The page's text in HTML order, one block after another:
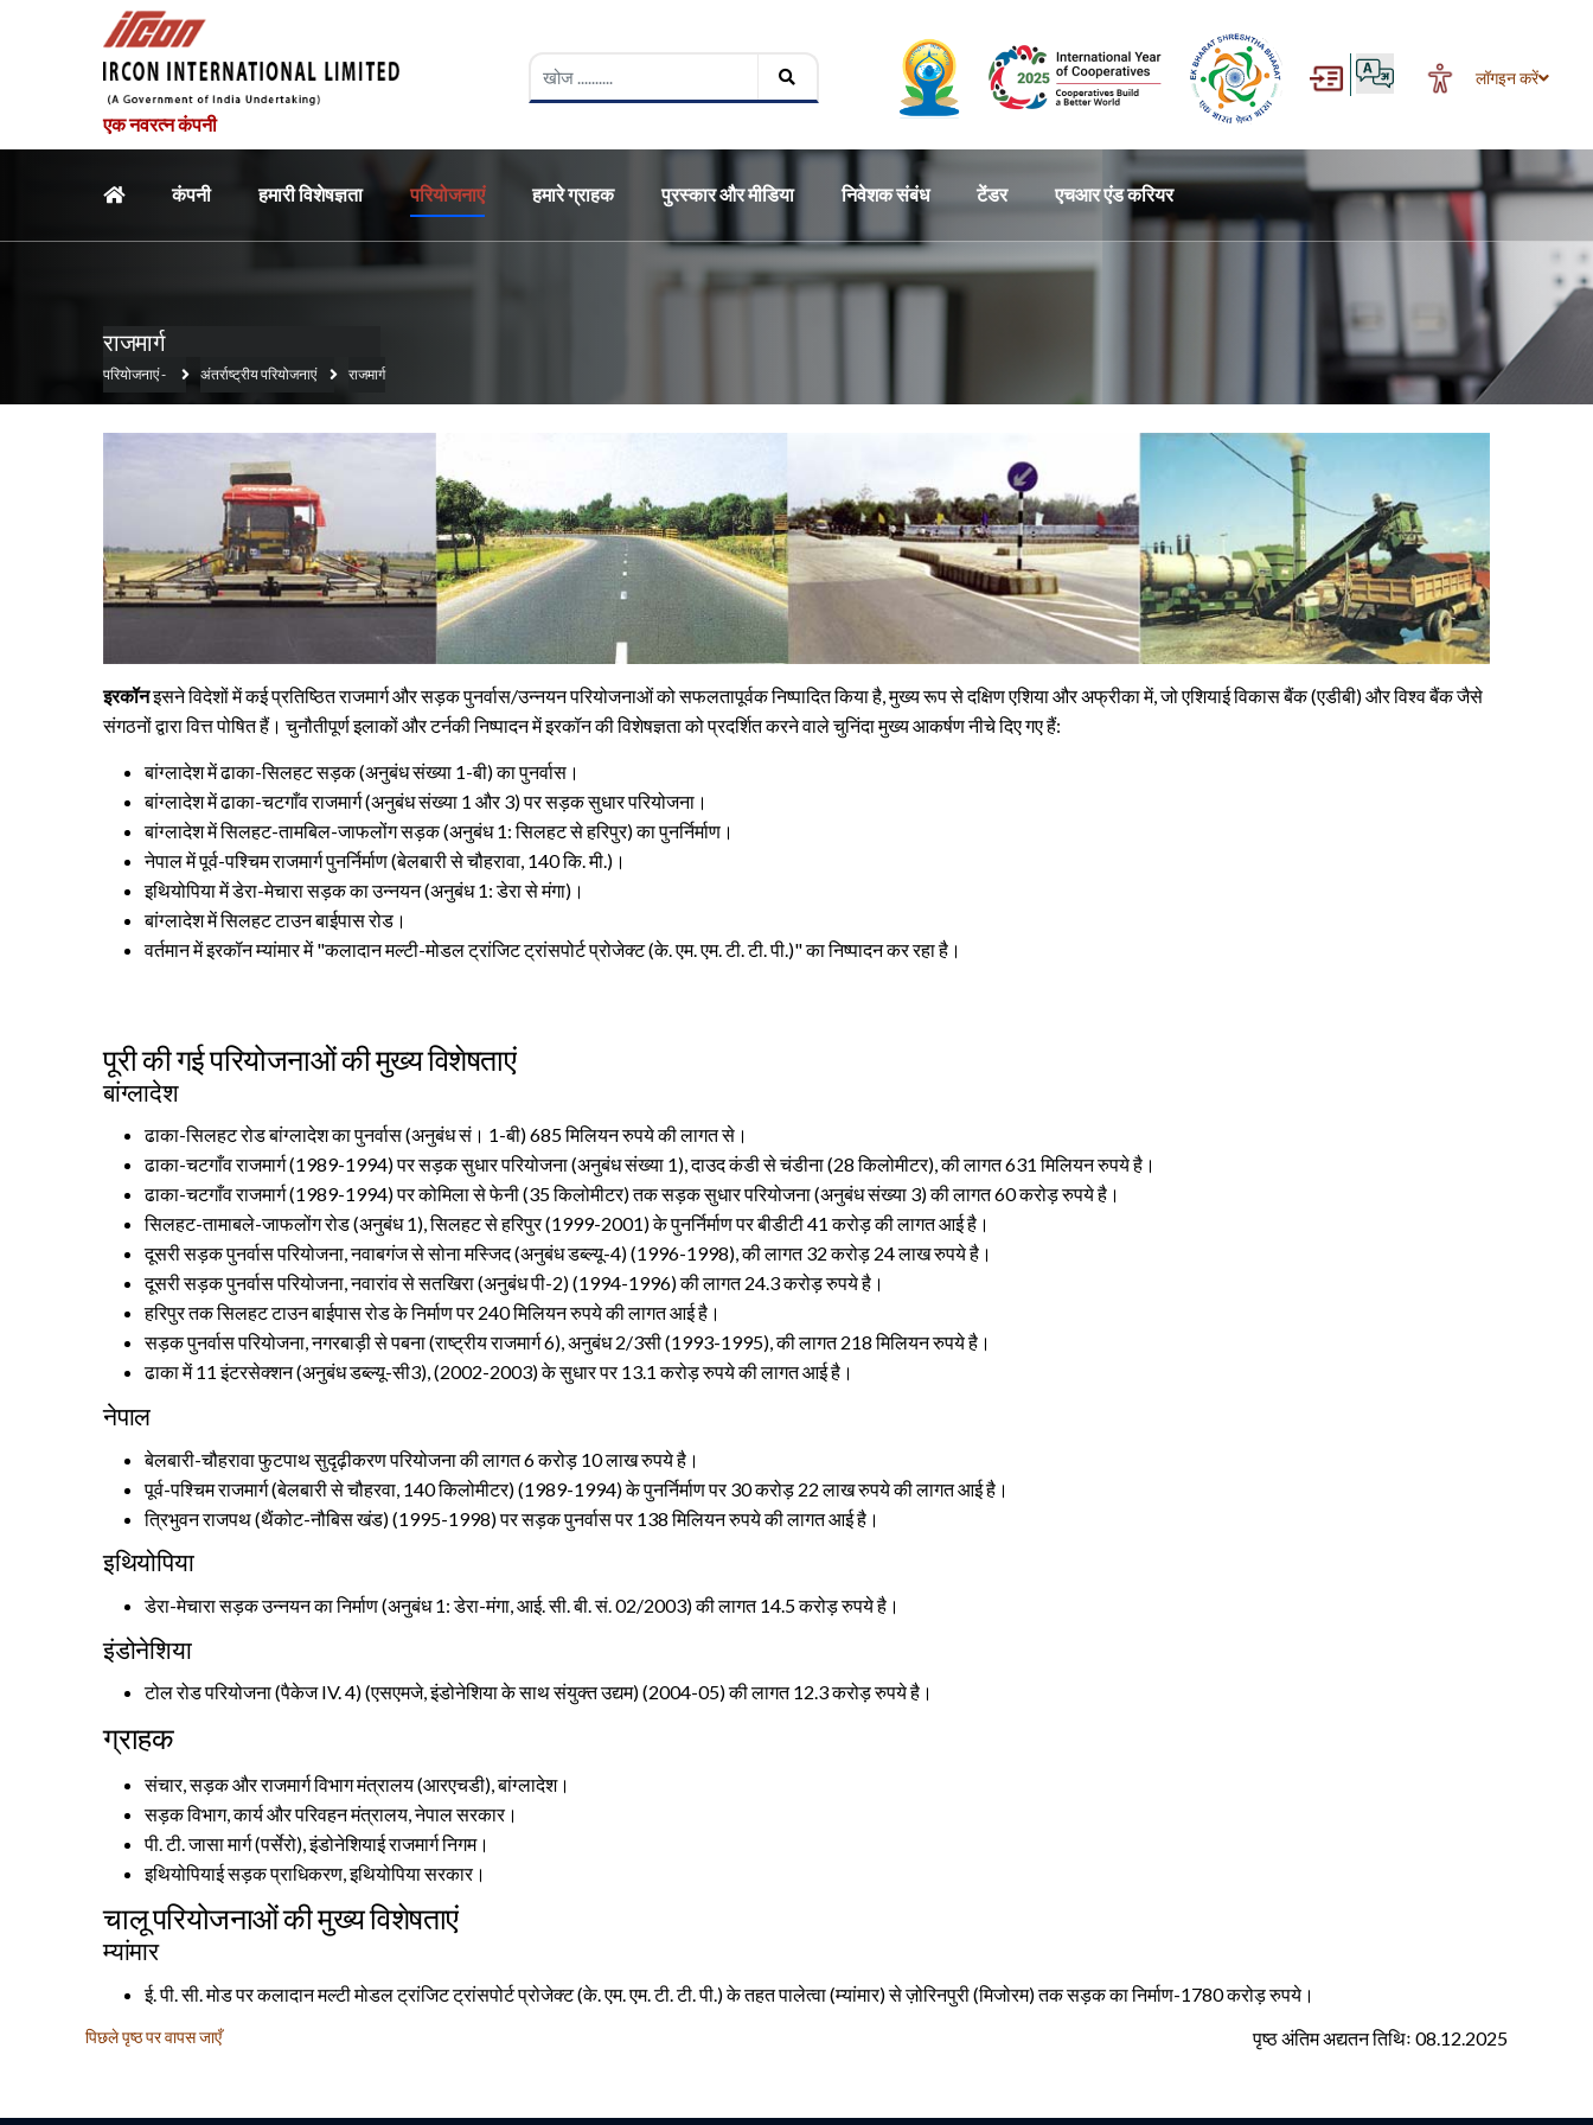
एक नवरत्न कंपनी
लॉगइन करें
कंपनी हमारी विशेषज्ञता परियोजनाएं हमारे ग्राहक पुरस्कार और मीडिया निवेशक संबंध टेंडर एचआर एंड करियर
राजमार्ग
परियोजनाएं- अंतर्राष्ट्रीय परियोजनाएं राजमार्ग
इरकॉनइसने विदेशों में कई प्रतिष्ठित राजमार्ग और सड़क पुनर्वास/उन्नयन परियोजनाओं को सफलतापूर्वक निष्पादित किया है, मुख्य रूप से दक्षिण एशिया और अफ्रीका में, जो एशियाई विकास बैंक (एडीबी) और विश्व बैंक जैसे
संगठनों द्वारा वित्त पोषित हैं। चुनौतीपूर्ण इलाकों और टर्नकी निष्पादन में इरकॉन की विशेषज्ञता को प्रदर्शित करने वाले चुनिंदा मुख्य आकर्षण नीचे दिए गए हैं:
बांग्लादेश में ढाका-सिलहट सड़क (अनुबंध संख्या 1-बी) का पुनर्वास।
बांग्लादेश में ढाका-चटगाँव राजमार्ग (अनुबंध संख्या 1 और 3) पर सड़क सुधार परियोजना।
बांग्लादेश में सिलहट-तामबिल-जाफलोंग सड़क (अनुबंध 1: सिलहट से हरिपुर) का पुनर्निर्माण।
नेपाल में पूर्व-पश्चिम राजमार्ग पुनर्निर्माण (बेलबारी से चौहरावा, 140 कि. मी.)।
इथियोपिया में डेरा-मेचारा सड़क का उन्नयन (अनुबंध 1: डेरा से मंगा)।
बांग्लादेश में सिलहट टाउन बाईपास रोड।
वर्तमान में इरकॉन म्यांमार में "कलादान मल्टी-मोडल ट्रांजिट ट्रांसपोर्ट प्रोजेक्ट (के. एम. एम. टी. टी. पी.)" का निष्पादन कर रहा है।
पूरी की गई परियोजनाओं की मुख्य विशेषताएं
बांग्लादेश
ढाका-सिलहट रोड बांग्लादेश का पुनर्वास (अनुबंध सं। 1-बी) 685 मिलियन रुपये की लागत से।
ढाका-चटगाँव राजमार्ग (1989-1994) पर सड़क सुधार परियोजना (अनुबंध संख्या 1), दाउद कंडी से चंडीना (28 किलोमीटर), की लागत 631 मिलियन रुपये है।
ढाका-चटगाँव राजमार्ग (1989-1994) पर कोमिला से फेनी (35 किलोमीटर) तक सड़क सुधार परियोजना (अनुबंध संख्या 3) की लागत 60 करोड़ रुपये है।
सिलहट-तामाबले-जाफलोंग रोड (अनुबंध 1), सिलहट से हरिपुर (1999-2001) के पुनर्निर्माण पर बीडीटी 41 करोड़ की लागत आई है।
दूसरी सड़क पुनर्वास परियोजना, नवाबगंज से सोना मस्जिद (अनुबंध डब्ल्यू-4) (1996-1998), की लागत 32 करोड़ 24 लाख रुपये है।
दूसरी सड़क पुनर्वास परियोजना, नवारांव से सतखिरा (अनुबंध पी-2) (1994-1996) की लागत 24.3 करोड़ रुपये है।
हरिपुर तक सिलहट टाउन बाईपास रोड के निर्माण पर 240 मिलियन रुपये की लागत आई है।
सड़क पुनर्वास परियोजना, नगरबाड़ी से पबना (राष्ट्रीय राजमार्ग 6), अनुबंध 2/3सी (1993-1995), की लागत 218 मिलियन रुपये है।
ढाका में 11 इंटरसेक्शन (अनुबंध डब्ल्यू-सी3), (2002-2003) के सुधार पर 13.1 करोड़ रुपये की लागत आई है।
नेपाल
बेलबारी-चौहरावा फुटपाथ सुदृढ़ीकरण परियोजना की लागत 6 करोड़ 10 लाख रुपये है।
पूर्व-पश्चिम राजमार्ग (बेलबारी से चौहरवा, 140 किलोमीटर) (1989-1994) के पुनर्निर्माण पर 30 करोड़ 22 लाख रुपये की लागत आई है।
त्रिभुवन राजपथ (थैंकोट-नौबिस खंड) (1995-1998) पर सड़क पुनर्वास पर 138 मिलियन रुपये की लागत आई है।
इथियोपिया
डेरा-मेचारा सड़क उन्नयन का निर्माण (अनुबंध 1: डेरा-मंगा, आई. सी. बी. सं. 02/2003) की लागत 14.5 करोड़ रुपये है।
इंडोनेशिया
टोल रोड परियोजना (पैकेज IV. 4) (एसएमजे, इंडोनेशिया के साथ संयुक्त उद्यम) (2004-05) की लागत 12.3 करोड़ रुपये है।
ग्राहक
संचार, सड़क और राजमार्ग विभाग मंत्रालय (आरएचडी), बांग्लादेश।
सड़क विभाग, कार्य और परिवहन मंत्रालय, नेपाल सरकार।
पी. टी. जासा मार्ग (पर्सेरो), इंडोनेशियाई राजमार्ग निगम।
इथियोपियाई सड़क प्राधिकरण, इथियोपिया सरकार।
चालू परियोजनाओं की मुख्य विशेषताएं
म्यांमार
ई. पी. सी. मोड पर कलादान मल्टी मोडल ट्रांजिट ट्रांसपोर्ट प्रोजेक्ट (के. एम. एम. टी. टी. पी.) के तहत पालेत्वा (म्यांमार) से ज़ोरिनपुरी (मिजोरम) तक सड़क का निर्माण-1780 करोड़ रुपये।
पिछले पृष्ठ पर वापस जाएँ पृष्ठ अंतिम अद्यतन तिथिः 08.12.2025